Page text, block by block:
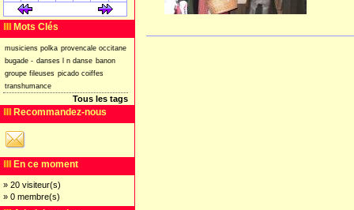
Mots Clés
musiciens polka provencale occitane
bugade - danses n danse banon
groupe fileuses picado coiffes
transhumance
Tous les tags
Recommandez-nous
En ce moment
» 20 visiteur(s)
» 0 membre(s)